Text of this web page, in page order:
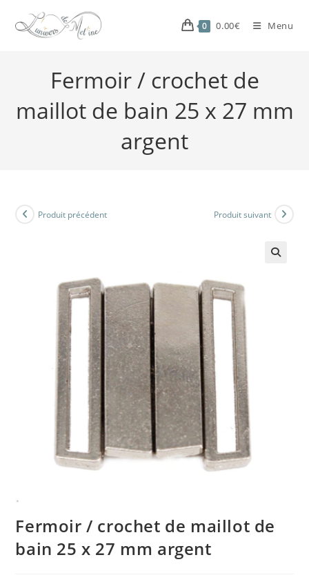
0 0.00€ Menu
Fermoir / crochet de
maillot de bain 25 x 27 mm
argent
Produit précédent Produit suivant
Fermoir / crochet de maillot de
bain 25 x 27 mm argent